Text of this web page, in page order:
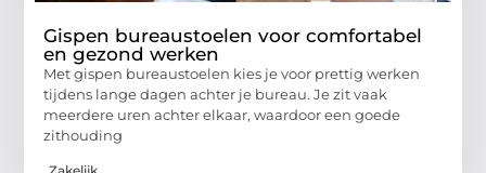
Gispen bureaustoelen voor comfortabel
en gezond werken
Met gispen bureaustoelen kies je voor prettig werken
tijdens lange dagen achter je bureau. Je zit vaak
meerdere uren achter elkaar, waardoor een goede
zithouding